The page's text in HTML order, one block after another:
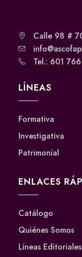
Calle 98 #
Tel.: 601
LÍNEAS
Formativa
Investigativa
Patrimonial
ENLACES
Catálogo
Quiénes Somos
Líneas Editoriales